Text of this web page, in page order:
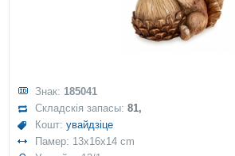
Знак: 185041
Складскія запасы:81,
Кошт:увайдзіце
Памер: 13x16x14 cm